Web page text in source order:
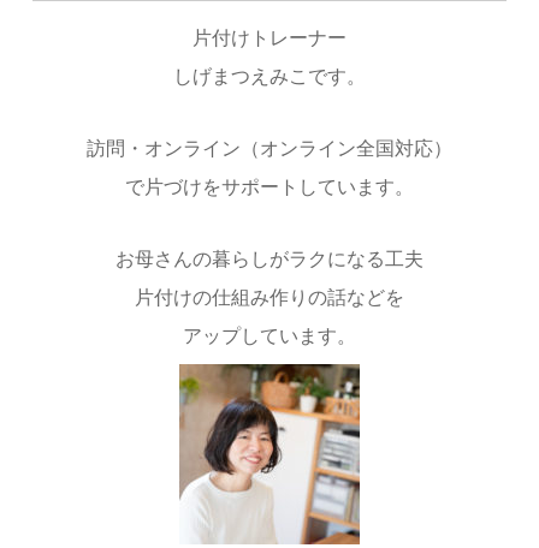
片付けトレーナー
しげまつえみこです。
訪問・オンライン（オンライン全国対応）
で片づけをサポートしています。
お母さんの暮らしがラクになる工夫
片付けの仕組み作りの話などを
アップしています。